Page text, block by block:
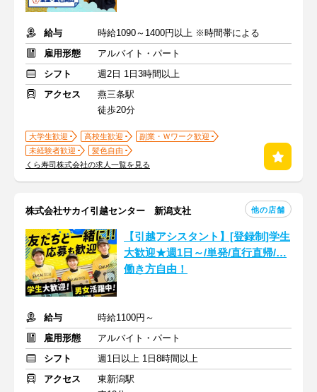
給与
時給1090～1400円以上 ※時間帯による
雇用形態
アルバイト・パート
シフト
週2日 1日3時間以上
アクセス
燕三条駅
徒歩20分
大学生歓迎 高校生歓迎
副業・Ｗワーク歓迎
未経験者歓迎
髪色自由
くら寿司株式会社の求人一覧を見る
株式会社サカイ引越センター 新潟支社 他の店舗
【引越アシスタント】[登録制]学生
大歓迎★週1日～/単発/直行直帰/…
働き方自由！
給与
時給1100円～
雇用形態
アルバイト・パート
シフト
週1日以上 1日8時間以上
アクセス
東新潟駅